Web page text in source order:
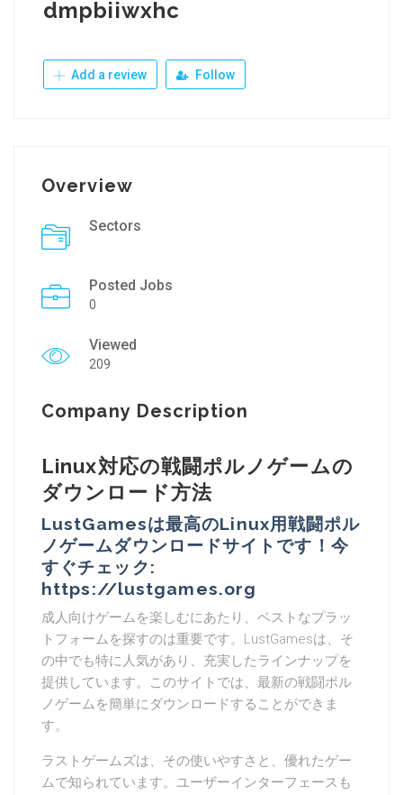
dmpbiiwxhc
Add a review Follow
Overview
Sectors
Posted Jobs
0
Viewed
209
Company Description
Linux対応の戦闘ポルノゲームの
ダウンロード方法
LustGamesは最高のLinux用戦闘ポル
ノゲームダウンロードサイトです！今
すぐチェック:
https://lustgames.org
成人向けゲームを楽しむにあたり、ベストなプラッ
トフォームを探すのは重要です。LustGamesは、そ
の中でも特に人気があり、充実したラインナップを
提供しています。このサイトでは、最新の戦闘ポル
ノゲームを簡単にダウンロードすることができま
す。
ラストゲームズは、その使いやすさと、優れたゲー
ムで知られています。ユーザーインターフェースも